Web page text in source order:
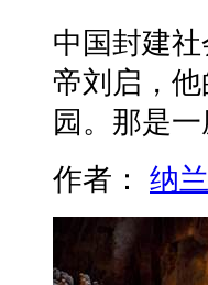
中国封建
帝刘启，
园。那是
作者： 纳